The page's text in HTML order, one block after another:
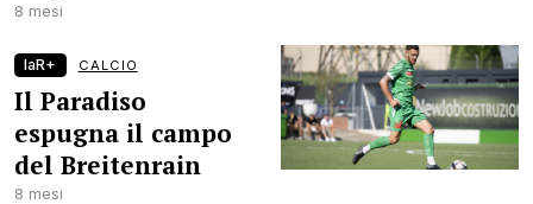
8 mesi
laR+ CALCIO
Il Paradiso
espugna il campo
del Breitenrain
8 mesi